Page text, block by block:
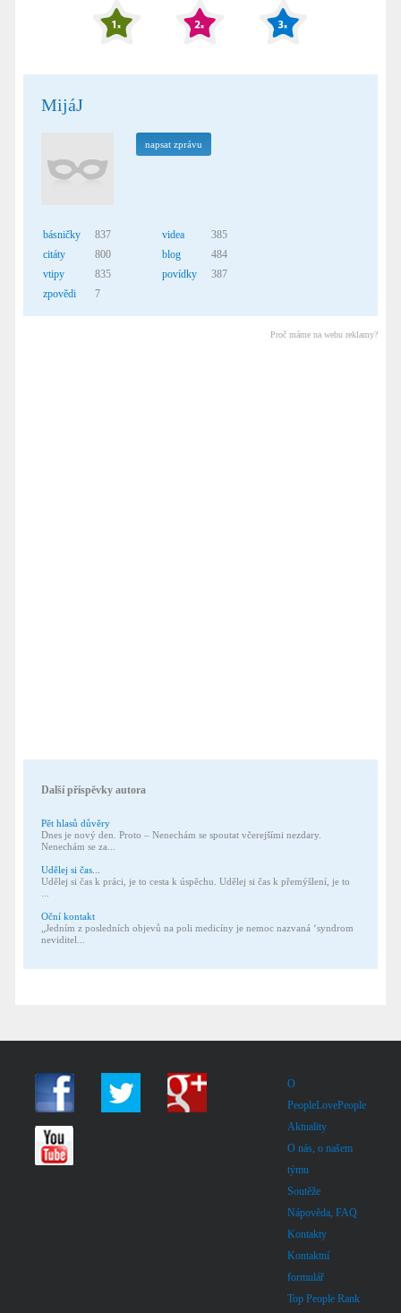
MijáJ
napsat zprávu
básničky
837
citáty
800
vtipy
835
zpovědi
7
videa
385
blog
484
povídky
387
Proč máme na webu reklamy?
Další příspěvky autora
Pět hlasů důvěry
Dnes je nový den. Proto – Nenechám se spoutat včerejšími nezdary.
Nenechám se za...
Udělej si čas...
Udělej si čas k práci, je to cesta k úspěchu. Udělej si čas k přemýšlení, je to
...
Oční kontakt
„Jedním z posledních objevů na poli medicíny je nemoc nazvaná ‘syndrom
neviditel...
O
PeopleLovePeople
Aktuality
O nás, o našem
týmu
Soutěže
Nápověda, FAQ
Kontakty
Kontaktní
formulář
Top People Rank